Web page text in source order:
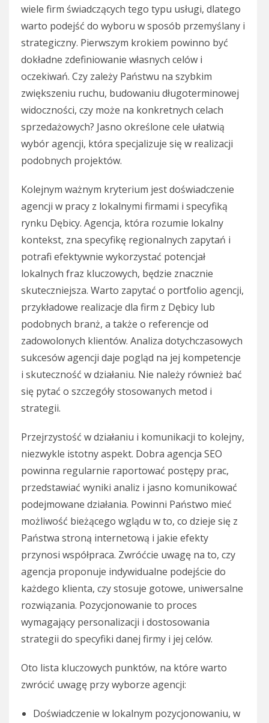
wiele firm świadczących tego typu usługi, dlatego
warto podejść do wyboru w sposób przemyślany i
strategiczny. Pierwszym krokiem powinno być
dokładne zdefiniowanie własnych celów i
oczekiwań. Czy zależy Państwu na szybkim
zwiększeniu ruchu, budowaniu długoterminowej
widoczności, czy może na konkretnych celach
sprzedażowych? Jasno określone cele ułatwią
wybór agencji, która specjalizuje się w realizacji
podobnych projektów.
Kolejnym ważnym kryterium jest doświadczenie
agencji w pracy z lokalnymi firmami i specyfiką
rynku Dębicy. Agencja, która rozumie lokalny
kontekst, zna specyfikę regionalnych zapytań i
potrafi efektywnie wykorzystać potencjał
lokalnych fraz kluczowych, będzie znacznie
skuteczniejsza. Warto zapytać o portfolio agencji,
przykładowe realizacje dla firm z Dębicy lub
podobnych branż, a także o referencje od
zadowolonych klientów. Analiza dotychczasowych
sukcesów agencji daje pogląd na jej kompetencje
i skuteczność w działaniu. Nie należy również bać
się pytać o szczegóły stosowanych metod i
strategii.
Przejrzystość w działaniu i komunikacji to kolejny,
niezwykle istotny aspekt. Dobra agencja SEO
powinna regularnie raportować postępy prac,
przedstawiać wyniki analiz i jasno komunikować
podejmowane działania. Powinni Państwo mieć
możliwość bieżącego wglądu w to, co dzieje się z
Państwa stroną internetową i jakie efekty
przynosi współpraca. Zwróćcie uwagę na to, czy
agencja proponuje indywidualne podejście do
każdego klienta, czy stosuje gotowe, uniwersalne
rozwiązania. Pozycjonowanie to proces
wymagający personalizacji i dostosowania
strategii do specyfiki danej firmy i jej celów.
Oto lista kluczowych punktów, na które warto
zwrócić uwagę przy wyborze agencji:
Doświadczenie w lokalnym pozycjonowaniu, w